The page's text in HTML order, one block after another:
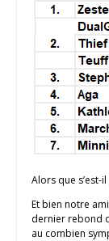
Alors que s’est-
Et bien notre
dernier rebond
au combien